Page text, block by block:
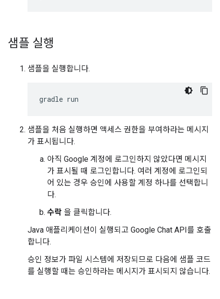
샘플 실행
샘플을 실행합니다.
샘플을 처음 실행하면 액세스 권한을 부여하라는 메시지
가 표시됩니다.
아직 Google 계정에 로그인하지 않았다면 메시지
가 표시될 때 로그인합니다. 여러 계정에 로그인되
어 있는 경우 승인에 사용할 계정 하나를 선택합니
다.
수락 을 클릭합니다.
Java 애플리케이션이 실행되고 Google Chat API를 호출
합니다.
승인 정보가 파일 시스템에 저장되므로 다음에 샘플 코드
를 실행할 때는 승인하라는 메시지가 표시되지 않습니다.